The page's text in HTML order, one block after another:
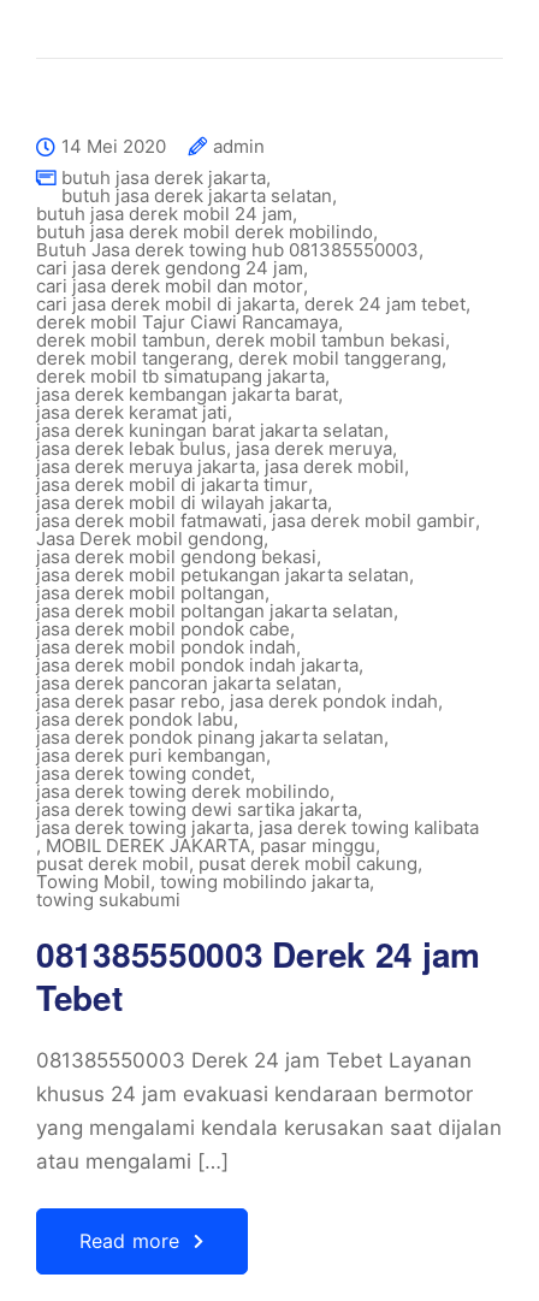
14 Mei 2020
admin
butuh jasa derek jakarta,
butuh jasa derek jakarta selatan,
butuh jasa derek mobil 24 jam,
butuh jasa derek mobil derek mobilindo,
Butuh Jasa derek towing hub 081385550003,
cari jasa derek gendong 24 jam,
cari jasa derek mobil dan motor,
cari jasa derek mobil di jakarta, derek 24 jam tebet,
derek mobil Tajur Ciawi Rancamaya,
derek mobil tambun, derek mobil tambun bekasi,
derek mobil tangerang, derek mobil tanggerang,
derek mobil tb simatupang jakarta,
jasa derek kembangan jakarta barat,
jasa derek keramat jati,
jasa derek kuningan barat jakarta selatan,
jasa derek lebak bulus, jasa derek meruya,
jasa derek meruya jakarta, jasa derek mobil,
jasa derek mobil di jakarta timur,
jasa derek mobil di wilayah jakarta,
jasa derek mobil fatmawati,jasa derek mobil gambir,
Jasa Derek mobil gendong,
jasa derek mobil gendong bekasi,
jasa derek mobil petukangan jakarta selatan,
jasa derek mobil poltangan,
jasa derek mobil poltangan jakarta selatan,
jasa derek mobil pondok cabe,
jasa derek mobil pondok indah,
jasa derek mobil pondok indah jakarta,
jasa derek pancoran jakarta selatan,
jasa derek pasar rebo, jasa derek pondok indah,
jasa derek pondok labu,
jasa derek pondok pinang jakarta selatan,
jasa derek puri kembangan,
jasa derek towing condet,
jasa derek towing derek mobilindo,
jasa derek towing dewi sartika jakarta,
jasa derek towing jakarta, jasa derek towing kalibata
, MOBIL DEREK JAKARTA,pasar minggu,
pusat derek mobil, pusat derek mobil cakung,
Towing Mobil, towing mobilindo jakarta,
towing sukabumi
081385550003 Derek 24 jam
Tebet
081385550003 Derek 24 jam Tebet Layanan
khusus 24 jam evakuasi kendaraan bermotor
yang mengalami kendala kerusakan saat dijalan
atau mengalami […]
Read more